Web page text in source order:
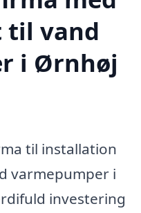
til vand
i Ørnhøj
til installation
varmepumper i
investering